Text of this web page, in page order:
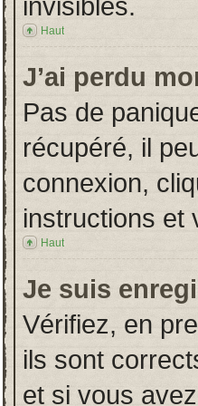
Haut
J’ai perdu
Pas de
récupéré, il
connexion,
instructions et
Haut
Je suis
Vérifiez, en
ils sont
et si vous